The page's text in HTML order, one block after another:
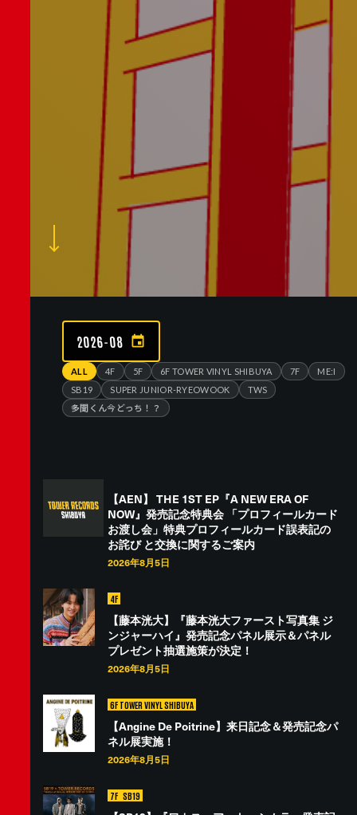
2026-08
ALL 4F 5F 6F TOWER VINYL SHIBUYA 7F
ME:I
SB19
SUPER JUNIOR-RYEOWOOK
TWS
多聞くん今どっち！？
【AEN】 THE 1ST EP『A NEW ERA OF
NOW』発売記念特典会 「プロフィールカード
お渡し会」特典プロフィールカード誤表記の
お詫び と交換に関するご案内
2026年8月5日
4F
【藤本洸大】『藤本洸大ファースト写真集 ジ
ンジャーハイ』発売記念パネル展示＆パネル
プレゼント抽選施策が決定！
2026年8月5日
6F TOWER VINYL SHIBUYA
【Angine De Poitrine】来日記念＆発売記念パ
ネル展実施！
2026年8月5日
7F SB19